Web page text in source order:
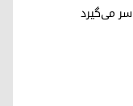
سر می‌گیرد